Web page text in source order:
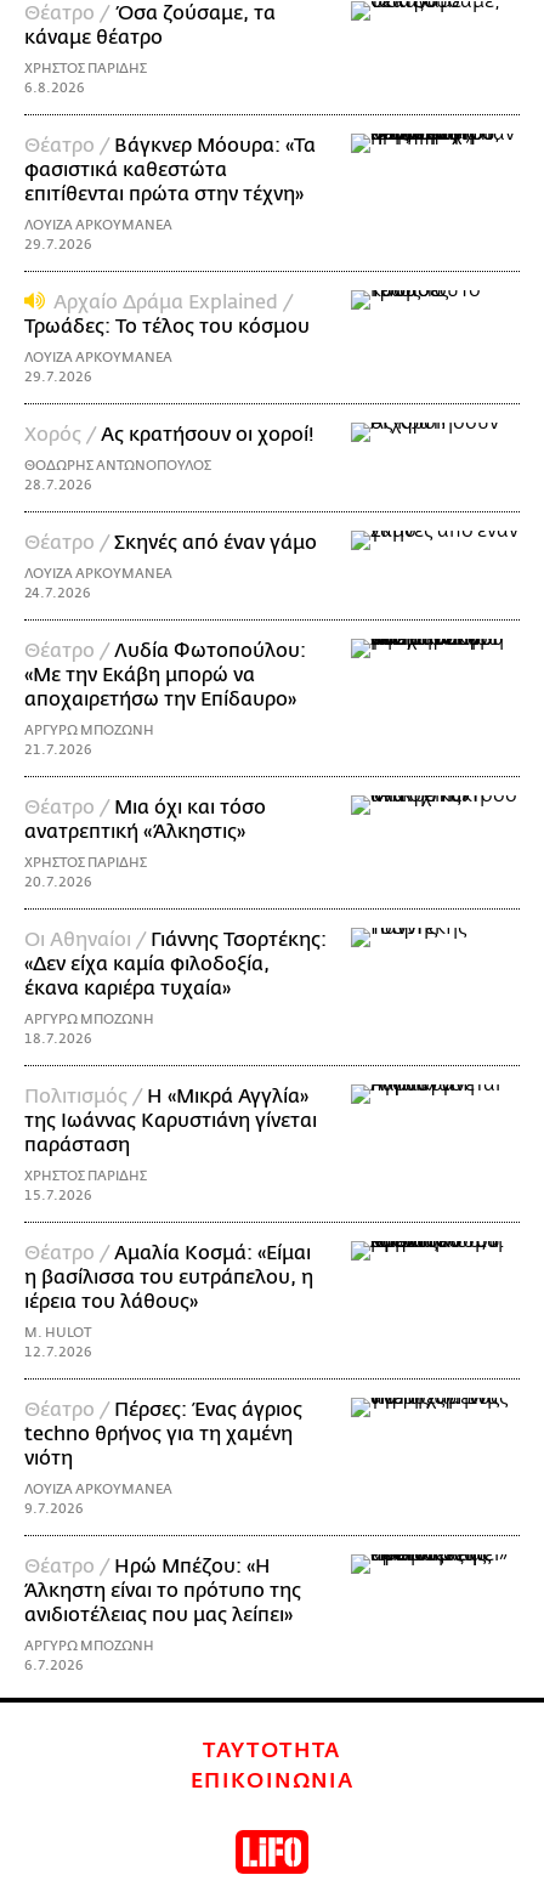
Θέατρο /Όσα ζούσαμε, τα
κάναμε θέατρο
ΧΡΗΣΤΟΣ ΠΑΡΙΔΗΣ
6.8.2026
Θέατρο / Βάγκνερ Μόουρα: «Τα
φασιστικά καθεστώτα
επιτίθενται πρώτα στην τέχνη»
ΛΟΥΙΖΑ ΑΡΚΟΥΜΑΝΕΑ
29.7.2026
Αρχαίο Δράμα Explained /
Τρωάδες: Το τέλος του κόσμου
ΛΟΥΙΖΑ ΑΡΚΟΥΜΑΝΕΑ
29.7.2026
Χορός /Ας κρατήσουν οι χοροί!
ΘΟΔΩΡΗΣ ΑΝΤΩΝΟΠΟΥΛΟΣ
28.7.2026
Θέατρο /Σκηνές από έναν γάμο
ΛΟΥΙΖΑ ΑΡΚΟΥΜΑΝΕΑ
24.7.2026
Θέατρο /Λυδία Φωτοπούλου:
«Με την Εκάβη μπορώ να
αποχαιρετήσω την Επίδαυρο»
ΑΡΓΥΡΩ ΜΠΟΖΩΝΗ
21.7.2026
Θέατρο / Μια όχι και τόσο
ανατρεπτική «Άλκηστις»
ΧΡΗΣΤΟΣ ΠΑΡΙΔΗΣ
20.7.2026
Οι Αθηναίοι / Γιάννης Τσορτέκης:
«Δεν είχα καμία φιλοδοξία,
έκανα καριέρα τυχαία»
ΑΡΓΥΡΩ ΜΠΟΖΩΝΗ
18.7.2026
Πολιτισμός / Η «Μικρά Αγγλία»
της Ιωάννας Καρυστιάνη γίνεται
παράσταση
ΧΡΗΣΤΟΣ ΠΑΡΙΔΗΣ
15.7.2026
Θέατρο /Αμαλία Κοσμά: «Είμαι
η βασίλισσα του ευτράπελου, η
ιέρεια του λάθους»
M. HULOT
12.7.2026
Θέατρο / Πέρσες: Ένας άγριος
techno θρήνος για τη χαμένη
νιότη
ΛΟΥΙΖΑ ΑΡΚΟΥΜΑΝΕΑ
9.7.2026
Θέατρο / Ηρώ Μπέζου: «H
Άλκηστη είναι το πρότυπο της
ανιδιοτέλειας που μας λείπει»
ΑΡΓΥΡΩ ΜΠΟΖΩΝΗ
6.7.2026
ΤΑΥΤΟΤΗΤΑ
ΕΠΙΚΟΙΝΩΝΙΑ